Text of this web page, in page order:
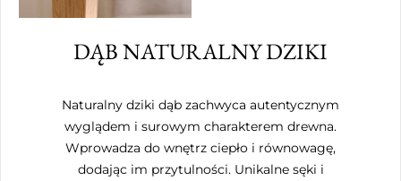
DĄB NATURALNY DZIKI
Naturalny dziki dąb zachwyca autentycznym
wyglądem i surowym charakterem drewna.
Wprowadza do wnętrz ciepło i równowagę,
dodając im przytulności. Unikalne sęki i